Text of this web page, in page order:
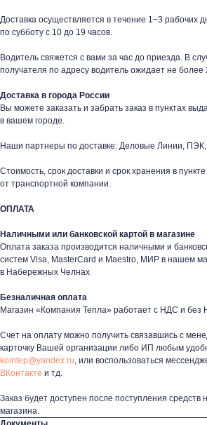
Доставка осуществляется в течение 1−3 рабочих
по субботу с 10 до 19 часов.
Водитель свяжется с вами за час до приезда. В
получателя по адресу водитель ожидает не более
Доставка в города России
Вы можете заказать и забрать заказ в пунктах
в вашем городе.
Наши партнеры по доставке: Деловые Линии, ПЭК,
Стоимость, срок доставки и срок хранения в
от транспортной компании.
ОПЛАТА
Наличными или банковской картой в магазине
Оплата заказа производится наличными и
систем Visa, MasterCard и Maestro, МИР в нашем
в Набережных Челнах
Безналичная оплата
Магазин «Компания Тепла» работает с НДС и без
Счет на оплату можно получить связавшись с
карточку Вашей организации либо ИП любым
komtep@yandex.ru , или воспользоваться
ВКонтакте и тд.
Заказ будет доступен после поступления средств
магазина.
Покупателям
Контакты
Пн-Пт: 8:00 - 17:00
Сб: 8:00 - 14:00
Почта: komtep@yandex.ru
Челны, проспект Казанский, д. 124
+7 (8552) 78-33-11
Заказать звонок
Каталог О компании